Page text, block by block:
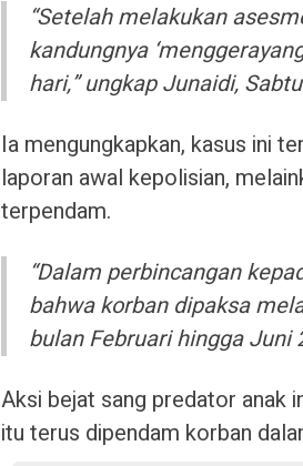
“Setelah melakukan
kandungnya
hari,” ungkap Junaidi,
Ia mengungkapkan, kasus ini
laporan awal kepolisian,
terpendam.
“Dalam perbincangan
bahwa korban dipaksa
bulan Februari hingga Juni
Aksi bejat sang predator anak
itu terus dipendam korban